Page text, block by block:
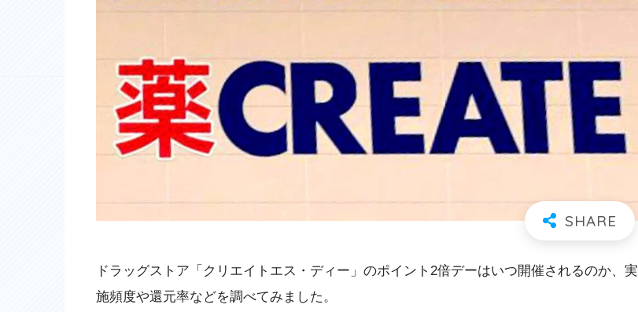
ドラッグストア「クリエイトエス・ディー」のポイント2倍デーはいつ開催されるのか、実
施頻度や還元率などを調べてみました。